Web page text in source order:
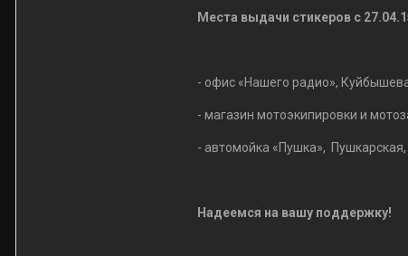
Места выдачи стикеров с
- офис «Нашего радио»,
- магазин мотоэкипировки и
- автомойка «Пушка», Пушкарская,
Надеемся на вашу поддержку!